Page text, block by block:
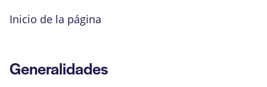
Inicio de la página
Generalidades